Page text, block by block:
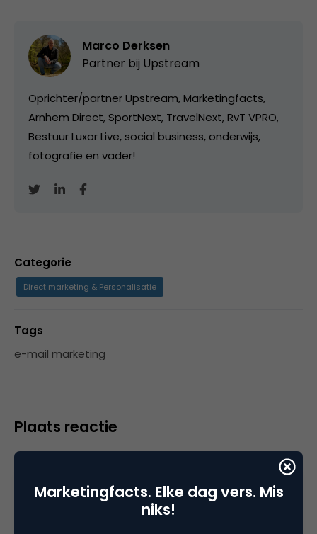
Marco Derksen
Partner bij Upstream
Oprichter/partner Upstream, Marketingfacts,
Arnhem Direct, SportNext, TravelNext, RvT VPRO,
Bestuur Luxor Live, social business, onderwijs,
fotografie en vader!
Categorie
Direct marketing & Personalisatie
Tags
e-mail marketing
Plaats reactie
Je moet
Marketingfacts. Elke dag vers. Mis
niks!